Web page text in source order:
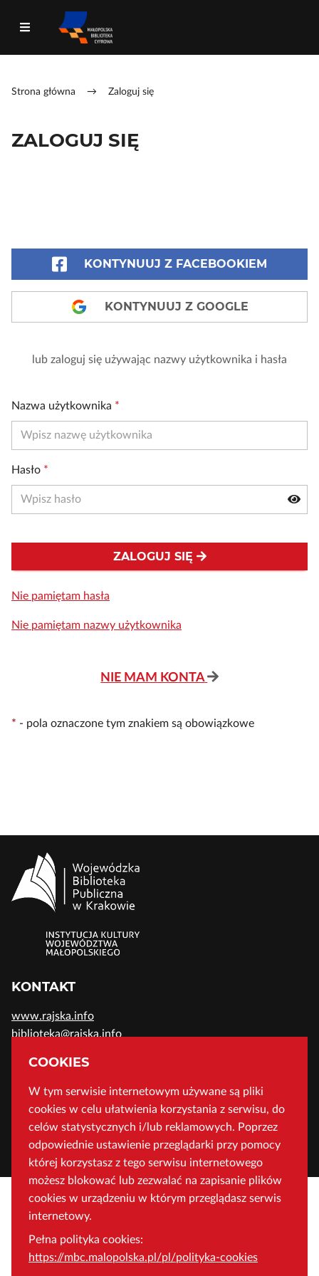
Strona główna → Zaloguj się
ZALOGUJ SIĘ
KONTYNUUJ Z FACEBOOKIEM
KONTYNUUJ Z GOOGLE
lub zaloguj się używając nazwy użytkownika i hasła
Nazwa użytkownika *
Hasło *
ZALOGUJ SIĘ
Nie pamiętam hasła
Nie pamiętam nazwy użytkownika
NIE MAM KONTA
* - pola oznaczone tym znakiem są obowiązkowe
COOKIES
W tym serwisie internetowym używane są pliki
cookies w celu ułatwienia korzystania z serwisu, do
celów statystycznych i/lub reklamowych. Poprzez
odpowiednie ustawienie przeglądarki przy pomocy
której korzystasz z tego serwisu internetowego
możesz blokować lub zezwalać na zapisanie plików
cookies w urządzeniu w którym przeglądasz serwis
internetowy.
Pełna polityka cookies:
https://mbc.malopolska.pl/pl/polityka-cookies
KONTAKT
www.rajska.info
biblioteka@rajska.info
telefon: (+48) 12 37-52-200
ADRES
Wojewódzka Biblioteka Publiczna w Krakowie
ul. Rajska 1 31-124 Kraków, Polska